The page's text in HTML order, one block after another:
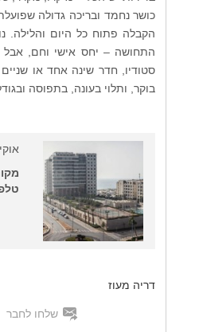
כושר נחמד ובריכה גדולה
הקבלה פתוח כל היום והלילה.
בוקר, ותלוי בעונה, בתפוסה
דריה מעוז
שלחו לחבר